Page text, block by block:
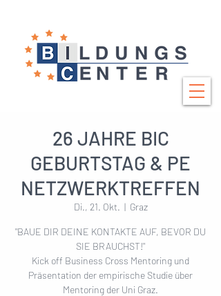
26 JAHRE BIC
GEBURTSTAG & PE
NETZWERKTREFFEN
Di., 21. Okt.
  |
Graz
"BAUE DIR DEINE KONTAKTE AUF, BEVOR DU
SIE BRAUCHST!"
Kick off Business Cross Mentoring und
Präsentation der empirische Studie über
Mentoring der Uni Graz.